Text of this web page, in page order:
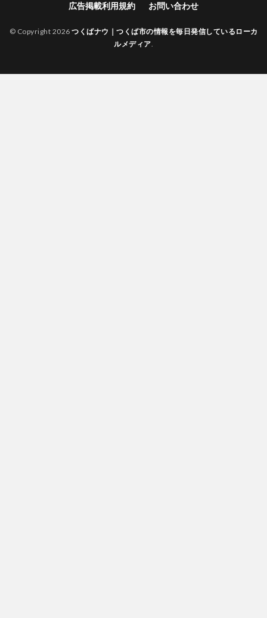
広告掲載利用規約
お問い合わせ
© Copyright 2026 つくばナウ｜つくば市の情報を毎日発信しているローカ
ルメディア.